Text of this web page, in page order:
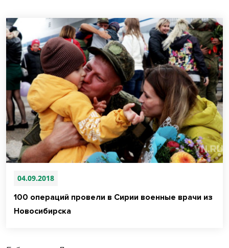
04.09.2018
100 операций провели в Сирии военные врачи из
Новосибирска